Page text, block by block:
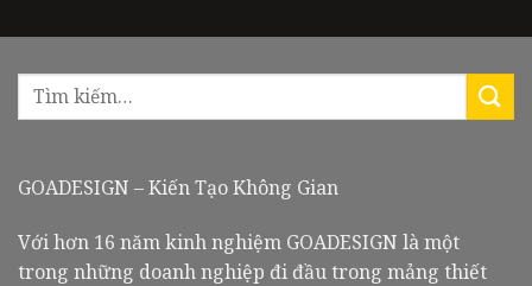
GOADESIGN – Kiến Tạo Không Gian
Với hơn 16 năm kinh nghiệm GOADESIGN là một
trong những doanh nghiệp đi đầu trong mảng thiết